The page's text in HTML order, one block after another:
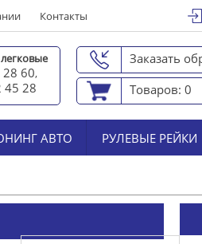
Контакты
28 60,
45 28
Заказать
Товаров: 0
АВТО РУЛЕВЫЕ РЕЙКИ